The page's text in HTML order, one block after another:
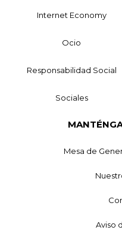
Internet Economy
Ocio
Responsabilidad Social
Sociales
Mesa de
Aviso